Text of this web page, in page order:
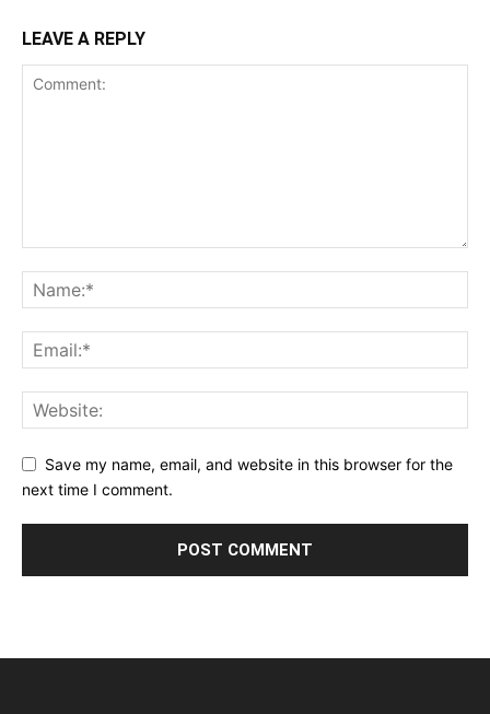
LEAVE A REPLY
Save my name, email, and website in this browser for the
next time I comment.